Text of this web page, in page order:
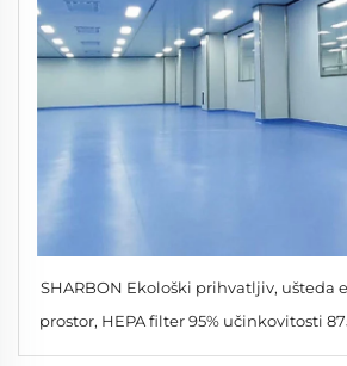
SHARBON Ekološki prihvatljiv, ušteda
prostor, HEPA filter 95% učinkovitosti
za industrijske